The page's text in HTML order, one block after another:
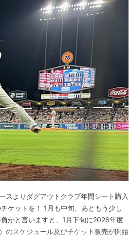
スよりダグアウトクラブ年間シート購入
ケットを！ 1月も中旬、あともう少し
かと言いますと、1月下旬に2026年度
のスケジュール及びチケット販売が開始